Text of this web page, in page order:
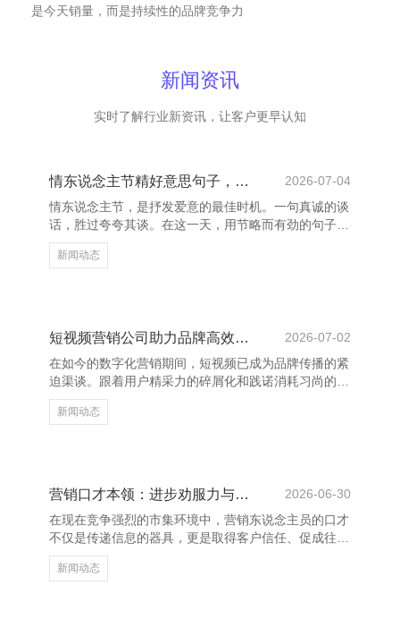
是今天销量，而是持续性的品牌竞争力
新闻资讯
实时了解行业新资讯，让客户更早认知
情东说念主节精好意思句子，传递爱意与随便
2026-07-04
情东说念主节，是抒发爱意的最佳时机。一句真诚的谈
话，胜过夸夸其谈。在这一天，用节略而有劲的句子，
传递深情，让对方感受到你的悉心与爱意。 “你是我性
射中的光，照亮我每一个边缘。”这句浮浅的话，说念
“与你再会，是我一世最好意思的或然。”这句话，充满
了感德与爱戴，抒发了对爱情的刚烈与抓着。 爱情不
仅仅大张旗饱读的誓词，更是量入为用的伴随。一
句“有你在的每
新闻动态
短视频营销公司助力品牌高效增长
2026-07-02
在如今的数字化营销期间，短视频已成为品牌传播的紧
迫渠谈。跟着用户精采力的碎屑化和践诺消耗习尚的变
化，短视频凭借其短平快、高互动的特色，飞速崛起为
品牌营销的新风口。而短视频营销公司则成为激动品牌
数据分析与用户瞻念察，他们匡助品牌快速找到妥当的
传播旅途，栽种曝光度和转机率。 此外，短视频营销
公司还擅始终骗热点趋势和平台算法，打造爆款践诺，
增强品牌的商场影响
新闻动态
营销口才本领：进步劝服力与疏浚才智
2026-06-30
在现在竞争强烈的市集环境中，营销东说念主员的口才
不仅是传递信息的器具，更是取得客户信任、促成往复
的关节。邃密的口才本领偶而显耀进步劝服力与疏浚才
智湖南心连通网络科技有限公司-官网，从而增强营销
新闻动态